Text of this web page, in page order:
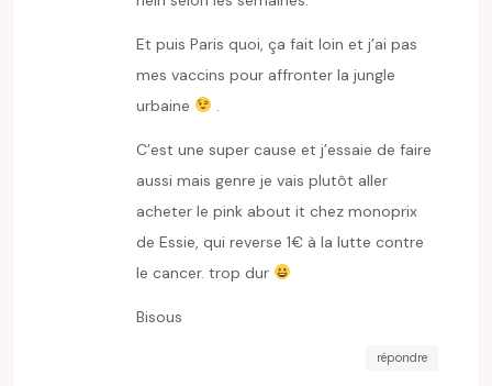
Et puis Paris quoi, ça fait loin et j’ai pas
mes vaccins pour affronter la jungle
urbaine
.
C’est une super cause et j’essaie de faire
aussi mais genre je vais plutôt aller
acheter le pink about it chez monoprix
de Essie, qui reverse 1€ à la lutte contre
le cancer. trop dur
Bisous
répondre